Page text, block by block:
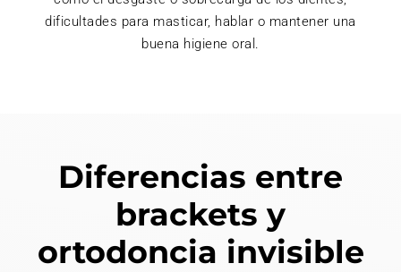
dificultades para masticar, hablar o mantener una
buena higiene oral.
Diferencias entre
brackets y
ortodoncia invisible